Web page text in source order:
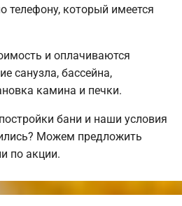
телефону, который имеется
и оплачиваются
санузла, бассейна,
камина и печки.
бани и наши условия
Можем предложить
по акции.